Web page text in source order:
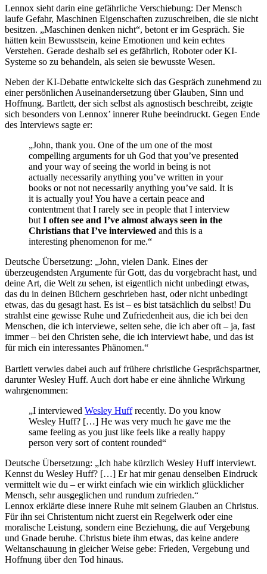
Lennox sieht darin eine gefährliche Verschiebung: Der Mensch
laufe Gefahr, Maschinen Eigenschaften zuzuschreiben, die sie nicht
besitzen. „Maschinen denken nicht“, betont er im Gespräch. Sie
hätten kein Bewusstsein, keine Emotionen und kein echtes
Verstehen. Gerade deshalb sei es gefährlich, Roboter oder KI-
Systeme so zu behandeln, als seien sie bewusste Wesen.
Neben der KI-Debatte entwickelte sich das Gespräch zunehmend zu
einer persönlichen Auseinandersetzung über Glauben, Sinn und
Hoffnung. Bartlett, der sich selbst als agnostisch beschreibt, zeigte
sich besonders von Lennox’ innerer Ruhe beeindruckt. Gegen Ende
des Interviews sagte er:
„John, thank you. One of the um one of the most
compelling arguments for uh God that you’ve presented
and your way of seeing the world in being is not
actually necessarily anything you’ve written in your
books or not not necessarily anything you’ve said. It is
it is actually you! You have a certain peace and
contentment that I rarely see in people that I interview
but I often see and I’ve almost always seen in the
Christians that I’ve interviewed and this is a
interesting phenomenon for me.“
Deutsche Übersetzung: „John, vielen Dank. Eines der
überzeugendsten Argumente für Gott, das du vorgebracht hast, und
deine Art, die Welt zu sehen, ist eigentlich nicht unbedingt etwas,
das du in deinen Büchern geschrieben hast, oder nicht unbedingt
etwas, das du gesagt hast. Es ist – es bist tatsächlich du selbst! Du
strahlst eine gewisse Ruhe und Zufriedenheit aus, die ich bei den
Menschen, die ich interviewe, selten sehe, die ich aber oft – ja, fast
immer – bei den Christen sehe, die ich interviewt habe, und das ist
für mich ein interessantes Phänomen.“
Bartlett verwies dabei auch auf frühere christliche Gesprächspartner,
darunter Wesley Huff. Auch dort habe er eine ähnliche Wirkung
wahrgenommen:
„I interviewed Wesley Huffrecently. Do you know
Wesley Huff? […] He was very much he gave me the
same feeling as you just like feels like a really happy
person very sort of content rounded“
Deutsche Übersetzung: „Ich habe kürzlich Wesley Huff interviewt.
Kennst du Wesley Huff? […] Er hat mir genau denselben Eindruck
vermittelt wie du – er wirkt einfach wie ein wirklich glücklicher
Mensch, sehr ausgeglichen und rundum zufrieden.“
Lennox erklärte diese innere Ruhe mit seinem Glauben an Christus.
Für ihn sei Christentum nicht zuerst ein Regelwerk oder eine
moralische Leistung, sondern eine Beziehung, die auf Vergebung
und Gnade beruhe. Christus biete ihm etwas, das keine andere
Weltanschauung in gleicher Weise gebe: Frieden, Vergebung und
Hoffnung über den Tod hinaus.